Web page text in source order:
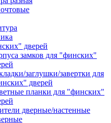
дверей
замков для "финских"
заглушки/завертки для
дверей
планки для "финских"
дверные/настенные